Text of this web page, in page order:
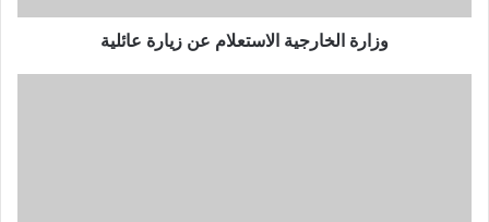
وزارة الخارجية الاستعلام عن زيارة عائلية